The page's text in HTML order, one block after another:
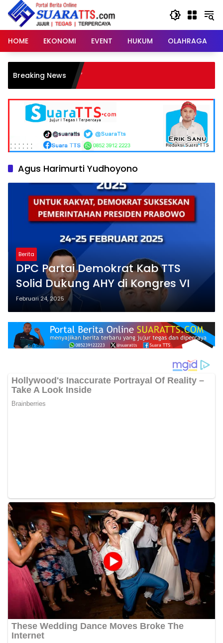
Langsung
konten
HOME
EKONOMI EVENT HUKUM OLAHRAGA
Breaking News
Agus Harimurti Yudhoyono
Berita
DPC Partai Demokrat Kab TTS
Solid Dukung AHY di Kongres VI
Februari 24, 2025